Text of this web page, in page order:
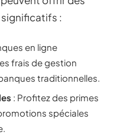
:
en ligne
frais de gestion
traditionnelles.
: Profitez des primes
spéciales